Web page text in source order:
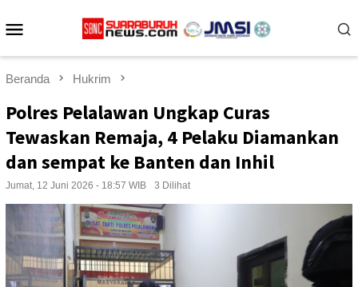
ke
Beranda Hukrim
Polres Pelalawan Ungkap Curas
Tewaskan Remaja, 4 Pelaku Diamankan
dan sempat ke Banten dan Inhil
Jumat, 12 Juni 2026 - 18:57 WIB 3 Dilihat